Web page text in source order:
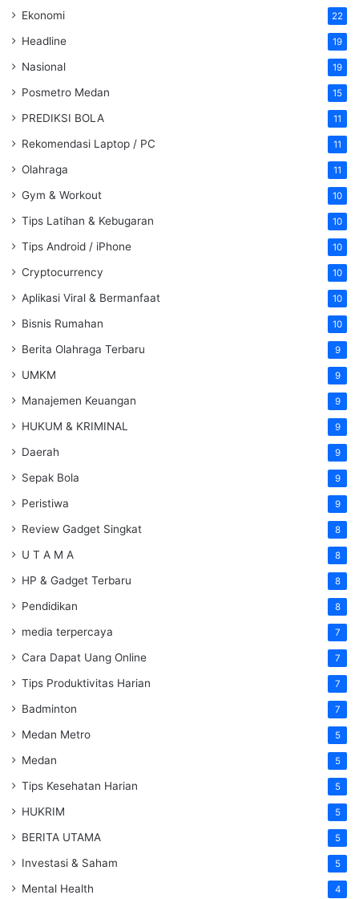
Ekonomi 22
Headline 19
Nasional 19
Posmetro Medan 15
PREDIKSI BOLA 11
Rekomendasi Laptop / PC 11
Olahraga 11
Gym & Workout 10
Tips Latihan & Kebugaran 10
Tips Android / iPhone 10
Cryptocurrency 10
Aplikasi Viral & Bermanfaat 10
Bisnis Rumahan 10
Berita Olahraga Terbaru 9
UMKM 9
Manajemen Keuangan 9
HUKUM & KRIMINAL 9
Daerah 9
Sepak Bola 9
Peristiwa 9
Review Gadget Singkat 8
U T A M A 8
HP & Gadget Terbaru 8
Pendidikan 8
media terpercaya 7
Cara Dapat Uang Online 7
Tips Produktivitas Harian 7
Badminton 7
Medan Metro 5
Medan 5
Tips Kesehatan Harian 5
HUKRIM 5
BERITA UTAMA 5
Investasi & Saham 5
Mental Health 4